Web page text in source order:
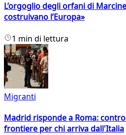
L’orgoglio degli orfani di
costruivano l’Europa»
1 min di lettura
Migranti
Madrid risponde a Roma:
frontiere per chi arriva dall'Italia